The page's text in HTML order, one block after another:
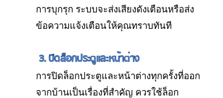
การบุกรุก ระบบจะส่งเสียงดังเตือนหรือส่ง
ข้อความแจ้งเตือนให้คุณทราบทันที
3. ปิดล็อกประตูและหน้าต่าง
การปิดล็อกประตูและหน้าต่างทุกครั้งที่ออก
จากบ้านเป็นเรื่องที่สำคัญ ควรใช้ล็อก